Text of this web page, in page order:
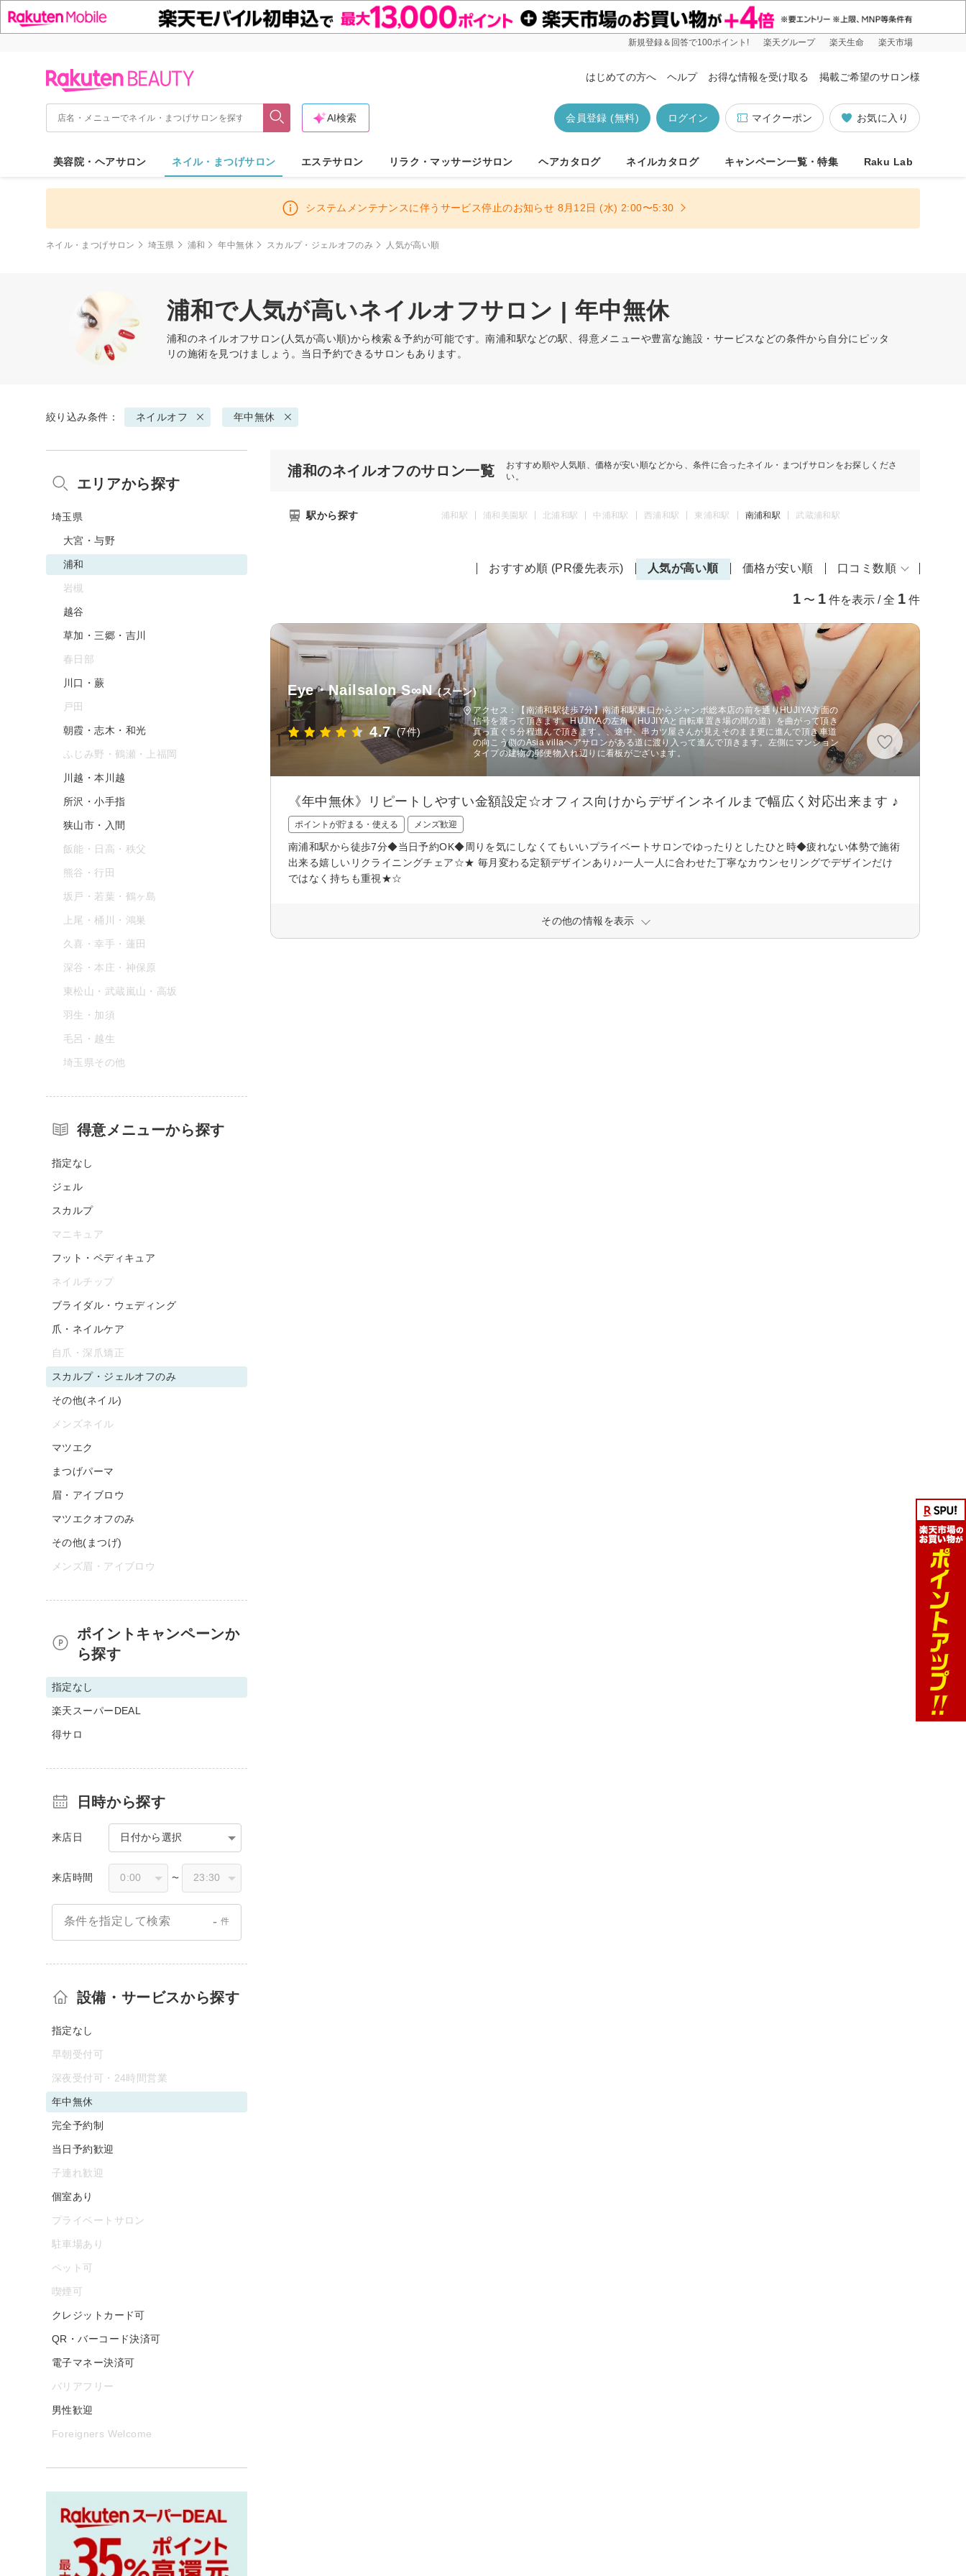
新規登録＆回答で100ポイント! 楽天グループ 楽天生命 楽天市場
はじめての方へ ヘルプ お得な情報を受け取る 掲載ご希望のサロン様
お気に入り
マイクーポン
ログイン
会員登録 (無料)
AI検索
美容院・ヘアサロン ネイル・まつげサロン エステサロン リラク・マッサージサロン ヘアカタログ ネイルカタログ キャンペーン一覧・特集 Raku Lab
システムメンテナンスに伴うサービス停止のお知らせ 8月12日 (水) 2:00〜5:30
ネイル・まつげサロン 埼玉県 浦和 年中無休 スカルプ・ジェルオフのみ 人気が高い順
浦和で人気が高いネイルオフサロン | 年中無休
浦和のネイルオフサロン(人気が高い順)から検索＆予約が可能です。南浦和駅などの駅、得意メニューや豊富な施設・サービスなどの条件から自分にピッタ
リの施術を見つけましょう。当日予約できるサロンもあります。
絞り込み条件： ネイルオフ 年中無休
浦和のネイルオフのサロン一覧
おすすめ順や人気順、価格が安い順などから、条件に合ったネイル・まつげサロンをお探しくださ
い。
駅から探す 浦和駅 浦和美園駅 北浦和駅 中浦和駅 西浦和駅 東浦和駅 南浦和駅 武蔵浦和駅
おすすめ順 (PR優先表示) 人気が高い順 価格が安い順 口コミ数順
1 〜 1 件を表示 / 全 1 件
Eye・Nailsalon S∞N (スーン)
4.7 (7件)
アクセス：【南浦和駅徒歩7分】南浦和駅東口からジャンボ総本店の前を通りHUJIYA方面の
信号を渡って頂きます。HUJIYAの左角（HUJIYAと自転車置き場の間の道）を曲がって頂き
真っ直ぐ５分程進んで頂きます。、途中、串カツ屋さんが見えそのまま更に進んで頂き車道
の向こう側のAsia villaヘアサロンがある道に渡り入って進んで頂きます。左側にマンション
タイプの建物の郵便物入れ辺りに看板がございます。
《年中無休》リピートしやすい金額設定☆オフィス向けからデザインネイルまで幅広く対応出来ます ♪
ポイントが貯まる・使える メンズ歓迎
南浦和駅から徒歩7分◆当日予約OK◆周りを気にしなくてもいいプライベートサロンでゆったりとしたひと時◆疲れない体勢で施術
出来る嬉しいリクライニングチェア☆★ 毎月変わる定額デザインあり♪♪一人一人に合わせた丁寧なカウンセリングでデザインだけ
ではなく持ちも重視★☆
その他の情報を表示
エリアから探す
埼玉県
大宮・与野
浦和
岩槻
越谷
草加・三郷・吉川
春日部
川口・蕨
戸田
朝霞・志木・和光
ふじみ野・鶴瀬・上福岡
川越・本川越
所沢・小手指
狭山市・入間
飯能・日高・秩父
熊谷・行田
坂戸・若葉・鶴ヶ島
上尾・桶川・鴻巣
久喜・幸手・蓮田
深谷・本庄・神保原
東松山・武蔵嵐山・高坂
羽生・加須
毛呂・越生
埼玉県その他
得意メニューから探す
指定なし
ジェル
スカルプ
マニキュア
フット・ペディキュア
ネイルチップ
ブライダル・ウェディング
爪・ネイルケア
自爪・深爪矯正
スカルプ・ジェルオフのみ
その他(ネイル)
メンズネイル
マツエク
まつげパーマ
眉・アイブロウ
マツエクオフのみ
その他(まつげ)
メンズ眉・アイブロウ
ポイントキャンペーンか
ら探す
指定なし
楽天スーパーDEAL
得サロ
日時から探す
来店日 日付から選択
来店時間 〜
条件を指定して検索 - 件
設備・サービスから探す
指定なし
早朝受付可
深夜受付可・24時間営業
年中無休
完全予約制
当日予約歓迎
子連れ歓迎
個室あり
プライベートサロン
駐車場あり
ペット可
喫煙可
クレジットカード可
QR・バーコード決済可
電子マネー決済可
バリアフリー
男性歓迎
Foreigners Welcome